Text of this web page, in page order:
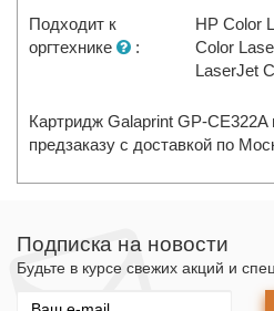
Подходит к
оргтехнике
:
HP Color
Color
LaserJet
Картридж Galaprint GP-CE322A
предзаказу с доставкой по
Подписка на новости
Будьте в курсе свежих акций и